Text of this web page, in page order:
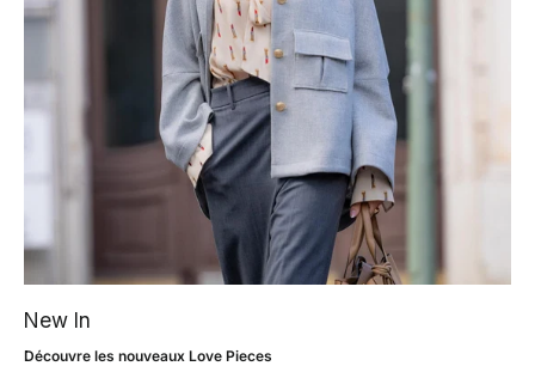
New In
Découvre les nouveaux Love Pieces